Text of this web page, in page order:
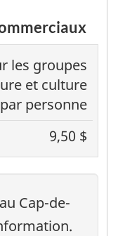
les groupes
et culture
personne
9,50 $
Cap-de-